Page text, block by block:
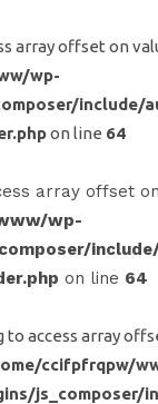
array offset on
wp-
include/
on line 64
array offset
wp-
on line 64
to access array
ccifpfrqpw/
js_composer/